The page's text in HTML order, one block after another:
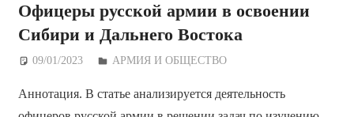
Офицеры русской армии в освоении
Сибири и Дальнего Востока
09/01/2023 Дежурный по Редакции
АРМИЯ И ОБЩЕСТВО
Аннотация. В статье анализируется деятельность